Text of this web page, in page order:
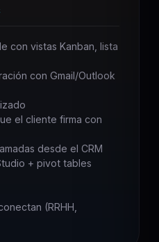
con vistas Kanban, lista
con Gmail/Outlook
el cliente firma con
desde el CRM
+ pivot tables
(RRHH,